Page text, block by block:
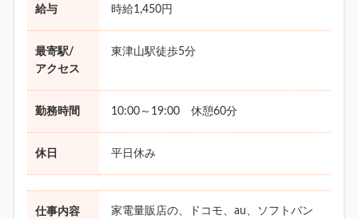
給与 時給1,450円
最寄駅/
アクセス
東津山駅徒歩5分
勤務時間 10:00～19:00 休憩60分
休日 平日休み
仕事内容
家電量販店の、ドコモ、au、ソフトバン